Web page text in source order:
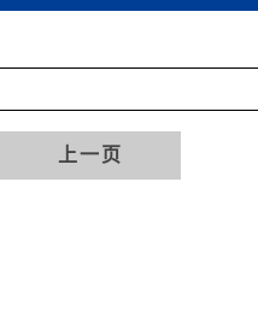
上一页